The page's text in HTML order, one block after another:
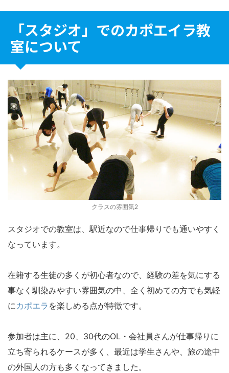
「スタジオ」でのカポエイラ教
室について
クラスの雰囲気2
スタジオでの教室は、駅近なので仕事帰りでも通いやすく
なっています。
在籍する生徒の多くが初心者なので、経験の差を気にする
事なく馴染みやすい雰囲気の中、全く初めての方でも気軽
に カポエラ を楽しめる点が特徴です。
参加者は主に、20、30代のOL・会社員さんが仕事帰りに
立ち寄られるケースが多く、最近は学生さんや、旅の途中
の外国人の方も多くなってきました。